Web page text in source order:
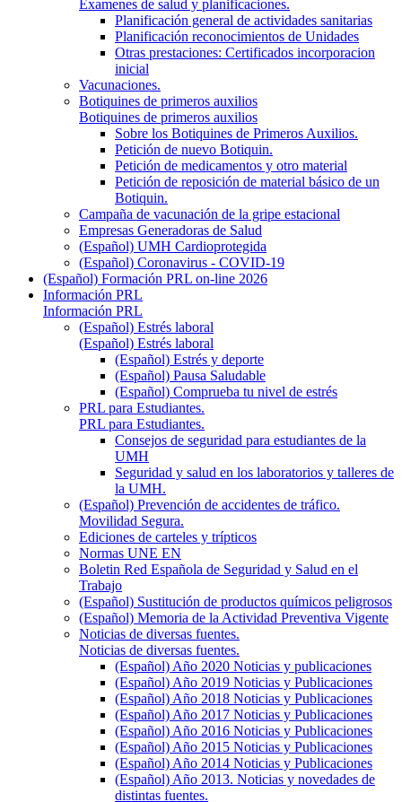
Examenes de salud y planificaciones.
Planificación general de actividades sanitarias
Planificación reconocimientos de Unidades
Otras prestaciones: Certificados incorporacion
inicial
Vacunaciones.
Botiquines de primeros auxilios
Botiquines de primeros auxilios
Sobre los Botiquines de Primeros Auxilios.
Petición de nuevo Botiquin.
Petición de medicamentos y otro material
Petición de reposición de material básico de un
Botiquin.
Campaña de vacunación de la gripe estacional
Empresas Generadoras de Salud
(Español) UMH Cardioprotegida
(Español) Coronavirus - COVID-19
(Español) Formación PRL on-line 2026
Información PRL
Información PRL
(Español) Estrés laboral
(Español) Estrés laboral
(Español) Estrés y deporte
(Español) Pausa Saludable
(Español) Comprueba tu nivel de estrés
PRL para Estudiantes.
PRL para Estudiantes.
Consejos de seguridad para estudiantes de la
UMH
Seguridad y salud en los laboratorios y talleres de
la UMH.
(Español) Prevención de accidentes de tráfico.
Movilidad Segura.
Ediciones de carteles y trípticos
Normas UNE EN
Boletin Red Española de Seguridad y Salud en el
Trabajo
(Español) Sustitución de productos químicos peligrosos
(Español) Memoria de la Actividad Preventiva Vigente
Noticias de diversas fuentes.
Noticias de diversas fuentes.
(Español) Año 2020 Noticias y publicaciones
(Español) Año 2019 Noticias y Publicaciones
(Español) Año 2018 Noticias y Publicaciones
(Español) Año 2017 Noticias y Publicaciones
(Español) Año 2016 Noticias y Publicaciones
(Español) Año 2015 Noticias y Publicaciones
(Español) Año 2014 Noticias y Publicaciones
(Español) Año 2013. Noticias y novedades de
distintas fuentes.